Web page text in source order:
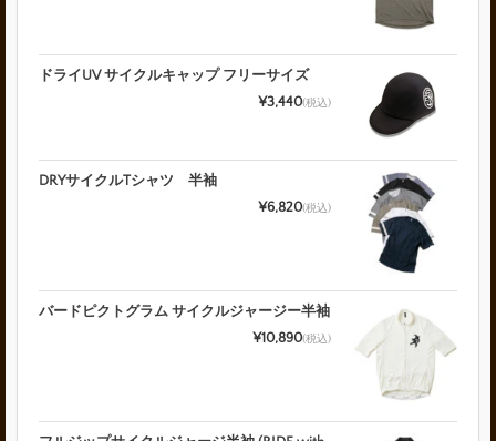
ドライUV サイクルキャップ フリーサイズ
¥3,440(税込)
DRYサイクルTシャツ 半袖
¥6,820(税込)
バードピクトグラム サイクルジャージー半袖
¥10,890(税込)